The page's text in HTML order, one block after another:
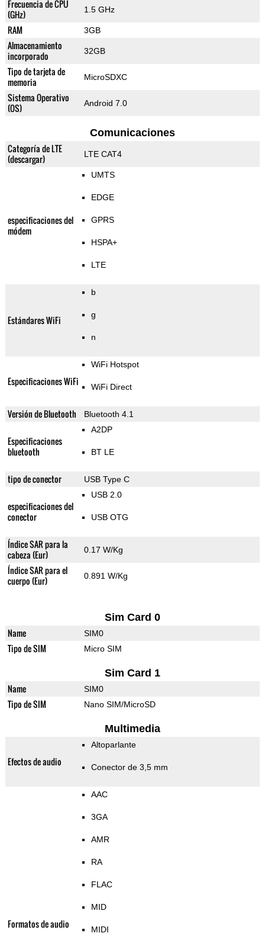
Frecuencia de CPU
(GHz)
1.5 GHz
RAM 3GB
Almacenamiento
incorporado
32GB
Tipo de tarjeta de
memoria
MicroSDXC
Sistema Operativo
(OS)
Android 7.0
Comunicaciones
Categoría de LTE
(descargar)
LTE CAT4
especificaciones del
módem
UMTS
EDGE
GPRS
HSPA+
LTE
Estándares WiFi
b
g
n
Especificaciones WiFi
WiFi Hotspot
WiFi Direct
Versión de Bluetooth Bluetooth 4.1
Especificaciones
bluetooth
A2DP
BT LE
tipo de conector USB Type C
especificaciones del
conector
USB 2.0
USB OTG
Índice SAR para la
cabeza (Eur)
0.17 W/Kg
Índice SAR para el
cuerpo (Eur)
0.891 W/Kg
Sim Card 0
Name SIM0
Tipo de SIM Micro SIM
Sim Card 1
Name SIM0
Tipo de SIM Nano SIM/MicroSD
Multimedia
Efectos de audio
Altoparlante
Conector de 3,5 mm
Formatos de audio
AAC
3GA
AMR
RA
FLAC
MID
MIDI